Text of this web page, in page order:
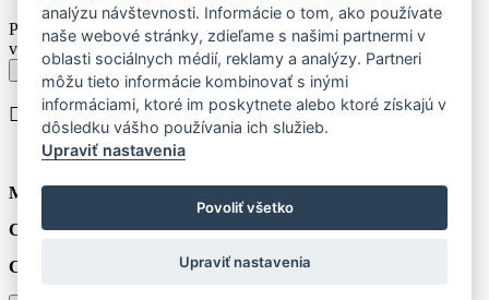
Prosím vyberte najskôr jednu z dostupných veľkostí produktu pre
vloženie do košíka.
Späť k výberu veľkostí
Produkt bol vložený do košíka
Množstvo:
Cena za jednotku: €
Celkom:
analýzu návštevnosti. Informácie o tom, ako používate
naše webové stránky, zdieľame s našimi partnermi v
oblasti sociálnych médií, reklamy a analýzy. Partneri
môžu tieto informácie kombinovať s inými
informáciami, ktoré im poskytnete alebo ktoré získajú v
dôsledku vášho používania ich služieb.
Upraviť nastavenia
Povoliť všetko
Upraviť nastavenia